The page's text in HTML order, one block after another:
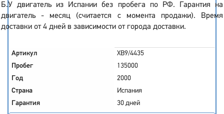
Б.У двигатель из Испании без пробега по РФ. Гарантия на
двигатель - месяц (считается с момента продажи). Время
доставки от 4 дней в зависимости от города доставки.
Артикул
XB9/4435
Пробег
135000
Год
2000
Страна
Испания
Гарантия
30 дней